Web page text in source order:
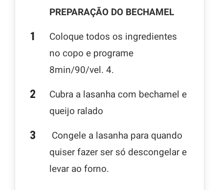
PREPARAÇÃO DO BECHAMEL
Coloque todos os ingredientes
no copo e programe
8min/90/vel. 4.
Cubra a lasanha com bechamel e
queijo ralado
Congele a lasanha para quando
quiser fazer ser só descongelar e
levar ao forno.